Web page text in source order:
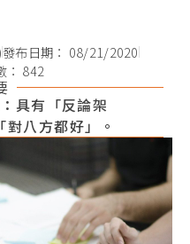
發布日期： 08/21/2020
： 842
具有「反論架
八方都好」。